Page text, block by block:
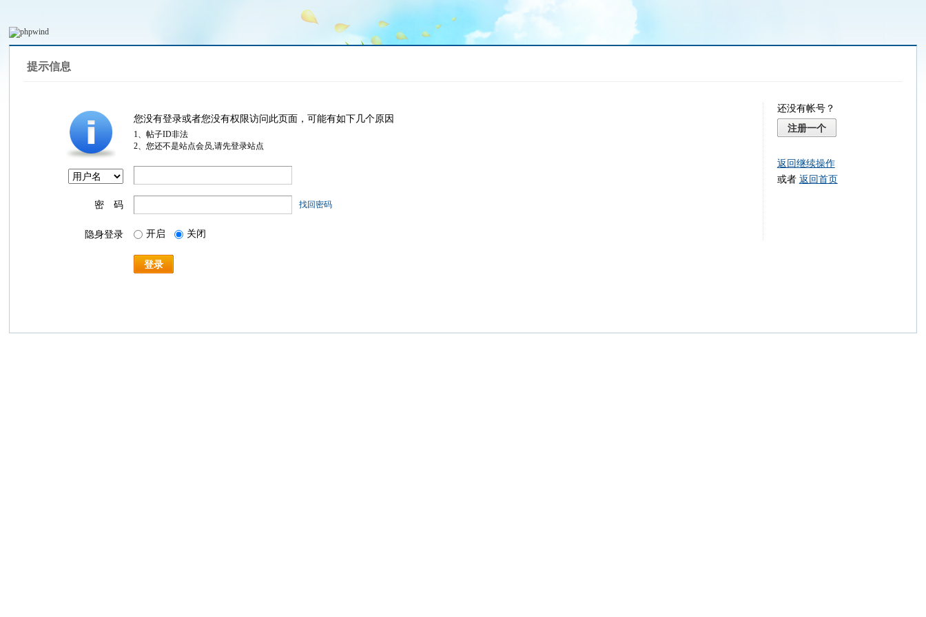
提示信息
您没有登录或者您没有权限访问此页面，可能有如下几个原因
1、帖子ID非法
2、您还不是站点会员,请先登录站点
密 码 找回密码
隐身登录 开启 关闭
登录
还没有帐号？
注册一个
返回继续操作
或者 返回首页